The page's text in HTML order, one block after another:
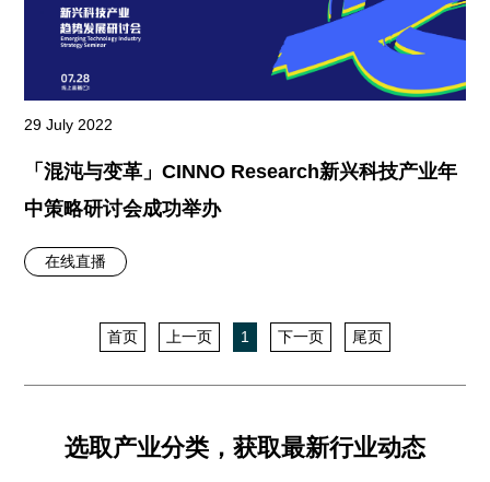
29 July 2022
「混沌与变革」CINNO Research新兴科技产业年
中策略研讨会成功举办
在线直播
首页 上一页 1 下一页 尾页
选取产业分类，获取最新行业动态